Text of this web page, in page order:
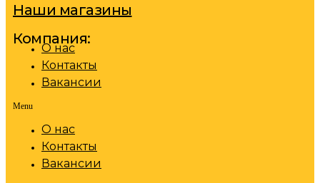
Наши магазины
Компания:
О нас
Контакты
Вакансии
Menu
О нас
Контакты
Вакансии